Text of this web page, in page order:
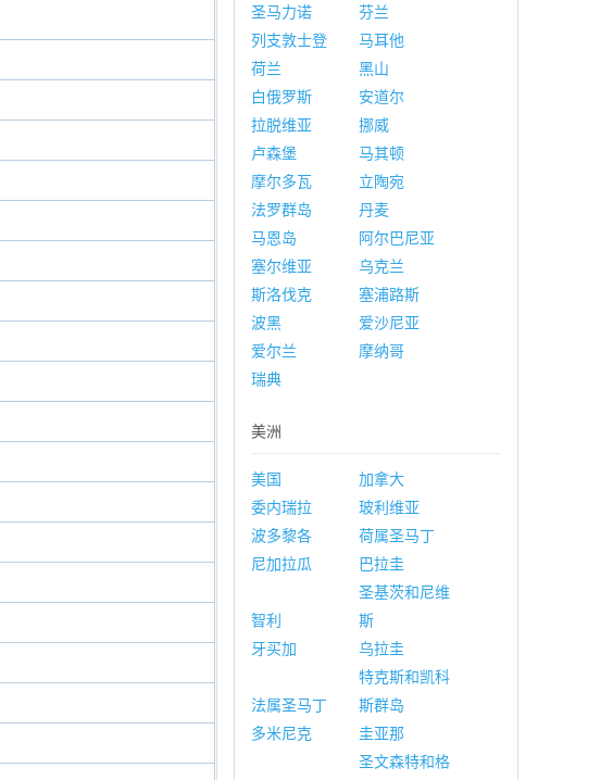
圣马力诺
芬兰
列支敦士登
马耳他
荷兰
黑山
白俄罗斯
安道尔
拉脱维亚
挪威
卢森堡
马其顿
摩尔多瓦
立陶宛
法罗群岛
丹麦
马恩岛
阿尔巴尼亚
塞尔维亚
乌克兰
斯洛伐克
塞浦路斯
波黑
爱沙尼亚
爱尔兰
摩纳哥
瑞典
美洲
美国
加拿大
委内瑞拉
玻利维亚
波多黎各
荷属圣马丁
尼加拉瓜
巴拉圭
智利
圣基茨和尼维
斯
牙买加
乌拉圭
法属圣马丁
特克斯和凯科
斯群岛
多米尼克
圭亚那
圣文森特和格